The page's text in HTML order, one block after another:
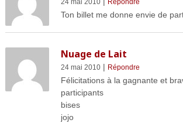
24 mai 2010 Répondre
Ton billet me donne envie de
Nuage de Lait
24 mai 2010| Répondre
Félicitations à la gagnante et
participants
bises
jojo